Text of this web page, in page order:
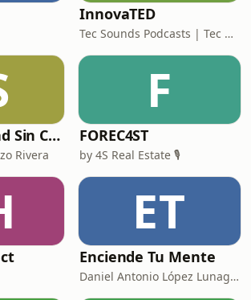
InnovaTED
Tec Sounds Podcasts | Tec de Monterrey
Ciberseguridad Sin Censura
Rivera
F
FOREC4ST
by 4S Real Estate 🎙️
ET
Enciende Tu Mente
Daniel Antonio López Lunagómez